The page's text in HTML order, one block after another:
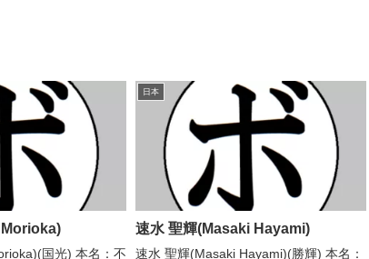
国光) 本名：不
日本
速水 聖輝(Masaki Hayami)
速水 聖輝(Masaki Hayami)(勝輝) 本名：